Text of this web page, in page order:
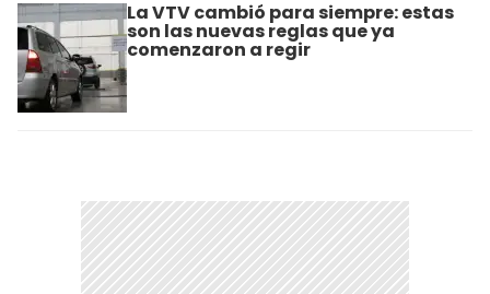
La VTV cambió para siempre: estas
son las nuevas reglas que ya
comenzaron a regir